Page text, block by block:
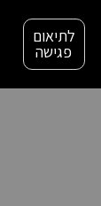
לתיאום
פגישה